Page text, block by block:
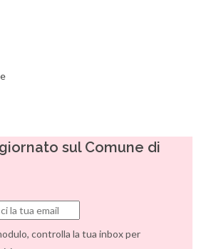
sul Comune di
controlla la tua inbox per